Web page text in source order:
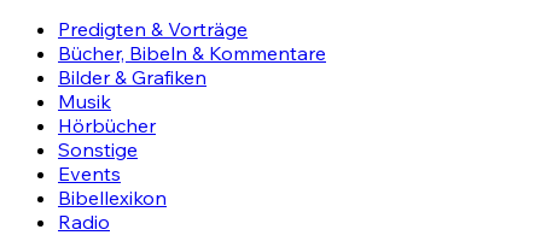
Predigten & Vorträge
Bücher, Bibeln & Kommentare
Bilder & Grafiken
Musik
Hörbücher
Sonstige
Events
Bibellexikon
Radio